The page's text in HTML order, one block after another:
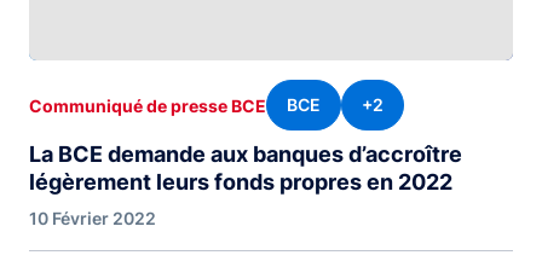
La BCE demande aux banques d’accroître
légèrement leurs fonds propres en 2022
Communiqué de presse BCE BCE +2
10 Février 2022